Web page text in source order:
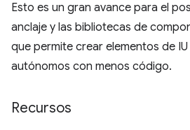
Esto es un gran avance para el
anclaje y las bibliotecas de
que permite crear elementos de
autónomos con menos código.
Recursos